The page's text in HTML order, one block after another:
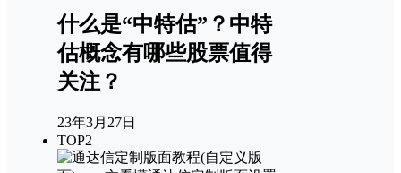
什么是“中特估”？中特
估概念有哪些股票值得
关注？
23年3月27日
TOP2